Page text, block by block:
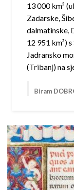
13 000 km²
Zadarske,
dalmatinske,
12 951 km²)
Jadransko
(Tribanj) na
Biram